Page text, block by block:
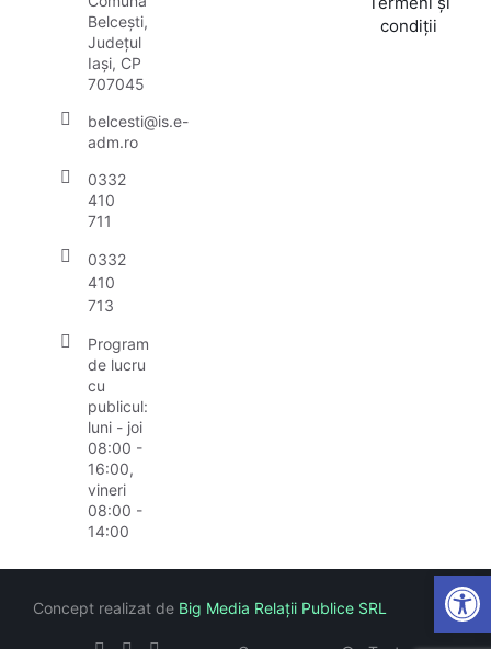
Belcești,
Județul
Iași, CP
707045
belcesti@is.e-
adm.ro
0332
410
711
0332
410
713
Program
de lucru
cu
publicul:
luni - joi
08:00 -
16:00,
vineri
08:00 -
14:00
condiții
Concept realizat de Big Media Relații Publice SRL